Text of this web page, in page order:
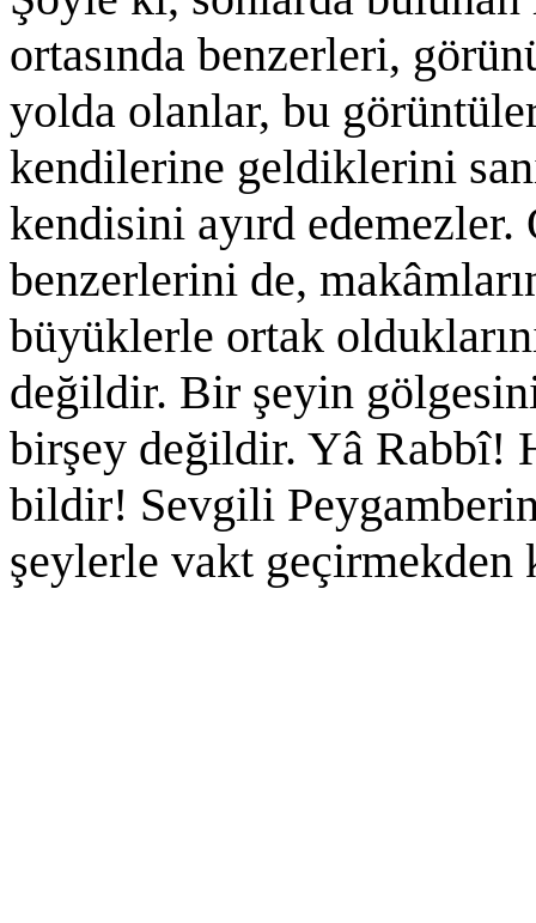
ortasında benzerleri,
yolda olanlar, bu
kendilerine geldiklerini
kendisini ayırd
benzerlerini de,
büyüklerle ortak
değildir. Bir şeyin
birşey değildir. Yâ Rabbî!
bildir! Sevgili
şeylerle vakt